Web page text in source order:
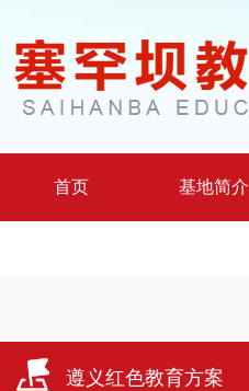
首页 基地简介
遵义红色教育方案